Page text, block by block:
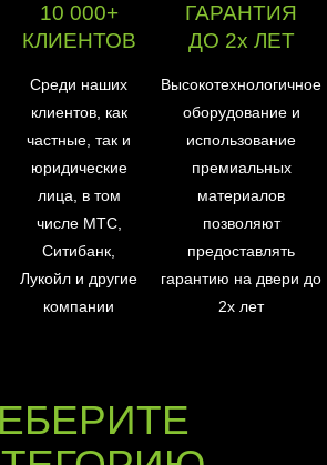
10 000+
КЛИЕНТОВ
Среди наших
клиентов, как
частные, так и
юридические
лица, в том
числе МТС,
Ситибанк,
Лукойл и другие
компании
ГАРАНТИЯ
ДО 2х ЛЕТ
Высокотехнологичное
оборудование и
использование
премиальных
материалов
позволяют
предоставлять
гарантию на двери до
2х лет